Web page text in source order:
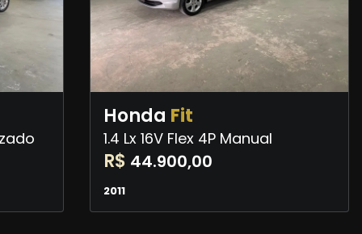
Honda Fit
1.4 Lx 16V Flex 4P Manual
R$ 44.900,00
2011